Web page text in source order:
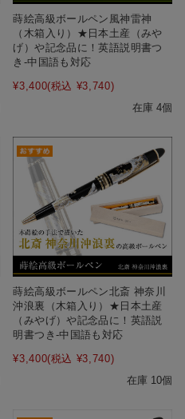
蒔絵高級ボールペン風神雷神
（木箱入り）★日本土産（みや
げ）や記念品に！英語説明書つ
き-中国語も対応
¥3,400(税込 ¥3,740)
在庫 4個
蒔絵高級ボールペン北斎 神奈川
沖浪裏（木箱入り）★日本土産
（みやげ）や記念品に！英語説
明書つき-中国語も対応
¥3,400(税込 ¥3,740)
在庫 10個